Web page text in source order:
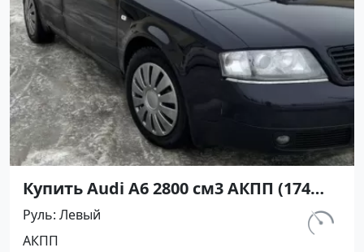
Купить Audi А6 2800 см3 АКПП (174
л.с.) Бензин инжектор в
Новороссийск: цвет Черный Седан
1997 года по цене 450000 рублей,
км.
Руль Левый
АКПП